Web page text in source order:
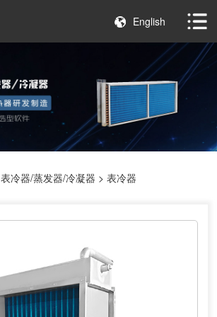
English
表冷器/蒸发器/冷凝器 > 表冷器